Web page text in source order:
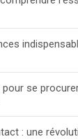
se
: une